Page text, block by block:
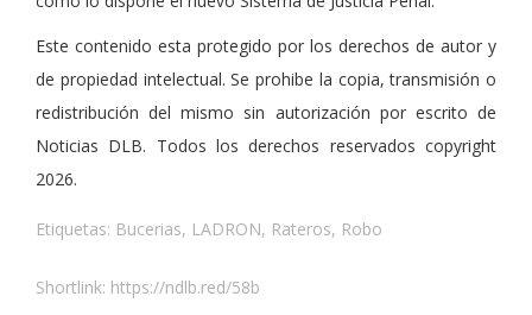
Este contenido esta protegido por los derechos de autor y
de propiedad intelectual. Se prohibe la copia, transmisión o
redistribución del mismo sin autorización por escrito de
Noticias DLB. Todos los derechos reservados copyright
2026.
Etiquetas: Bucerias, LADRON, Rateros, Robo
Shortlink: https://ndlb.red/58b